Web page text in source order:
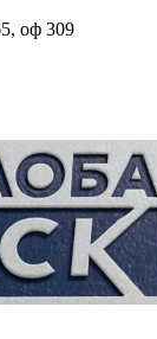
оф 309